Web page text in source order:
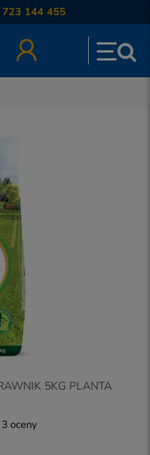
723 144 455
NAWÓZ MINERALNY PLANTA TRAWNIK 5KG PLANTA
3 oceny